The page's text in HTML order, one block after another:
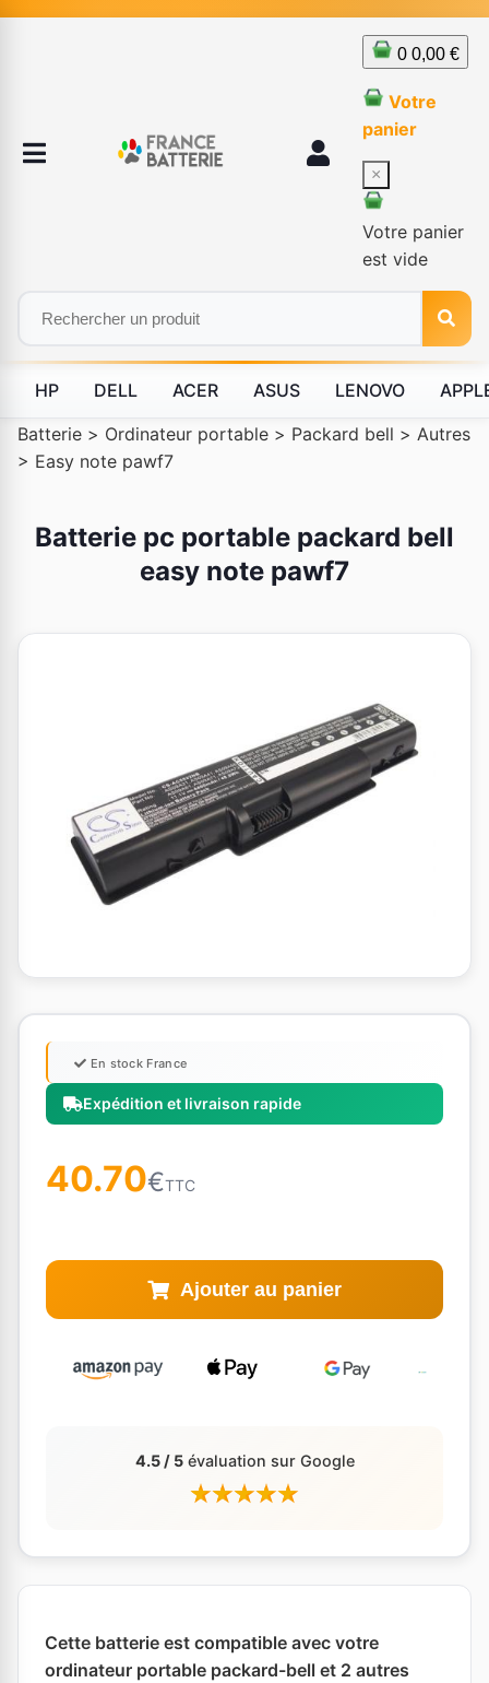
0 0,00 €
Votre
panier
×
Votre panier
est vide
HP DELL ACER ASUS LENOVO
Batterie > Ordinateur portable > Packard bell > Autres
> Easy note pawf7
Batterie pc portable packard bell
easy note pawf7
Expédition et livraison rapide
En stock France
40.70€TTC
Ajouter au panier
4.5 / 5évaluation sur Google
Cette batterie est compatible avec votre
ordinateur portable packard-bell et 2 autres